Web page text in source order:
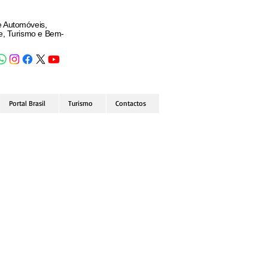
Turismo e Bem-
Portal Brasil Turismo Contactos